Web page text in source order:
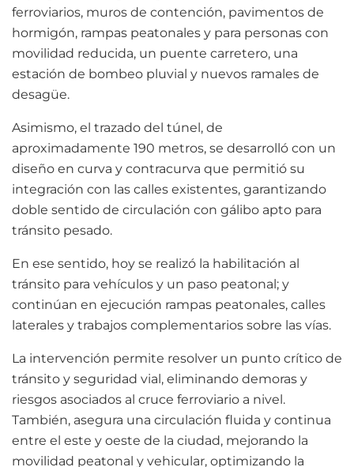
ferroviarios, muros de contención, pavimentos de
hormigón, rampas peatonales y para personas con
movilidad reducida, un puente carretero, una
estación de bombeo pluvial y nuevos ramales de
desagüe.
Asimismo, el trazado del túnel, de
aproximadamente 190 metros, se desarrolló con un
diseño en curva y contracurva que permitió su
integración con las calles existentes, garantizando
doble sentido de circulación con gálibo apto para
tránsito pesado.
En ese sentido, hoy se realizó la habilitación al
tránsito para vehículos y un paso peatonal; y
continúan en ejecución rampas peatonales, calles
laterales y trabajos complementarios sobre las vías.
La intervención permite resolver un punto crítico de
tránsito y seguridad vial, eliminando demoras y
riesgos asociados al cruce ferroviario a nivel.
También, asegura una circulación fluida y continua
entre el este y oeste de la ciudad, mejorando la
movilidad peatonal y vehicular, optimizando la